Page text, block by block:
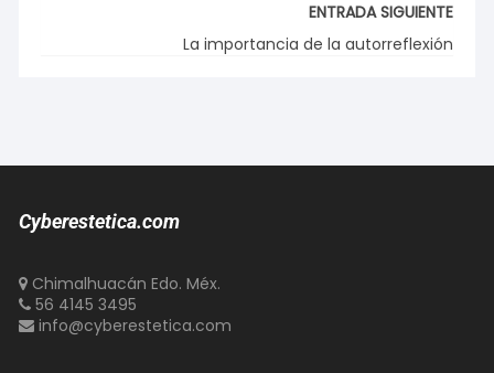
ENTRADA SIGUIENTE
La importancia de la autorreflexión
Cyberestetica.com
Chimalhuacán Edo. Méx.
56 4145 3495
info@cyberestetica.com